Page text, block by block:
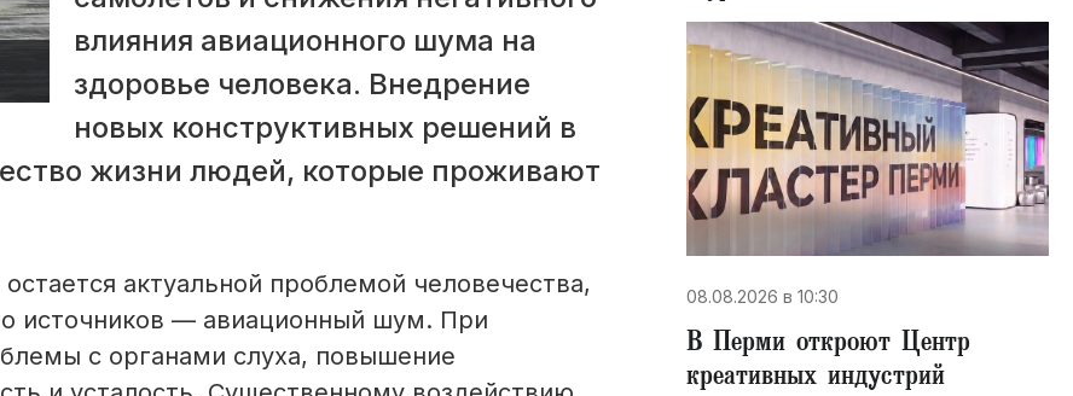
влияния авиационного шума на
здоровье человека. Внедрение
новых конструктивных решений в
жизни людей, которые проживают
актуальной проблемой человечества,
источников — авиационный шум. При
с органами слуха, повышение
08.08.2026 в 10:30
В Перми откроют Центр
креативных индустрий